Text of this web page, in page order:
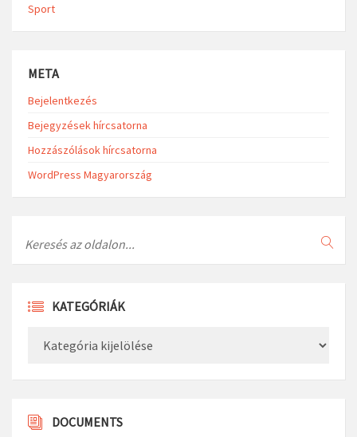
Sport
META
Bejelentkezés
Bejegyzések hírcsatorna
Hozzászólások hírcsatorna
WordPress Magyarország
KATEGÓRIÁK
DOCUMENTS